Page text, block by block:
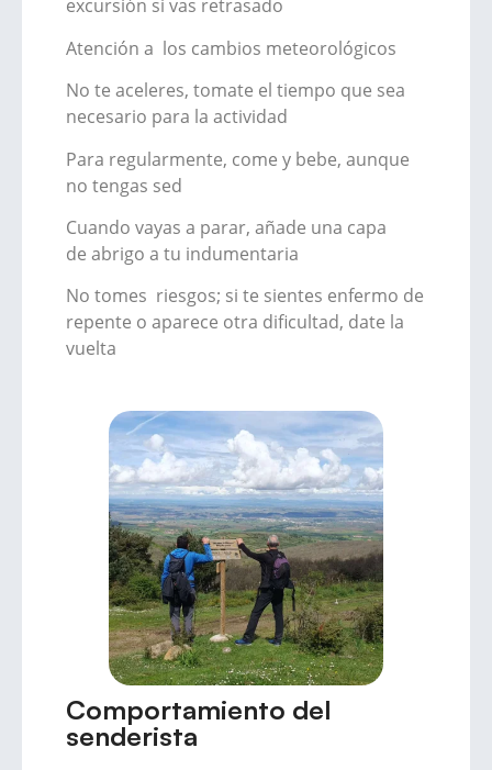
excursión si vas retrasado
Atención a los cambios meteorológicos
No te aceleres, tomate el tiempo que sea
necesario para la actividad
Para regularmente, come y bebe, aunque
no tengas sed
Cuando vayas a parar, añade una capa
de abrigo a tu indumentaria
No tomes riesgos; si te sientes enfermo de
repente o aparece otra dificultad, date la
vuelta
Comportamiento del
senderista